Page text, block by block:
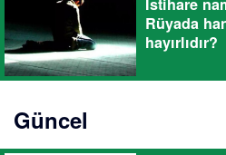
İstihare
Rüyada
hayırlıdır?
Güncel